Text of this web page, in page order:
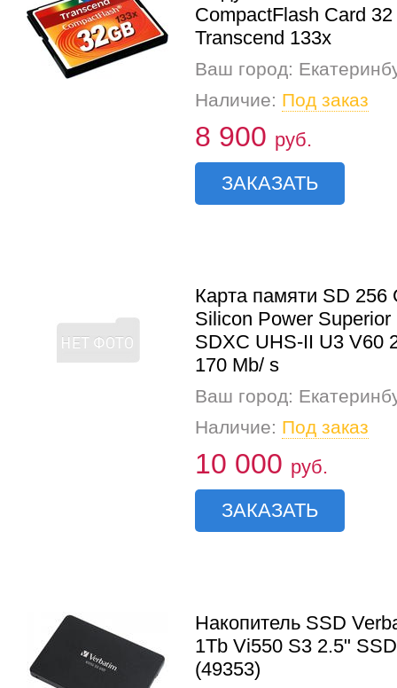
CompactFlash Card
Transcend 133x
Ваш город:
Наличие: Под заказ
8 900 руб.
ЗАКАЗАТЬ
Карта памяти SD 256
Silicon Power Superior
SDXC UHS-II U3 V60
170 Mb/ s
Ваш город:
Наличие: Под заказ
10 000 руб.
ЗАКАЗАТЬ
Накопитель SSD
1Tb Vi550 S3 2.5" SSD
(49353)